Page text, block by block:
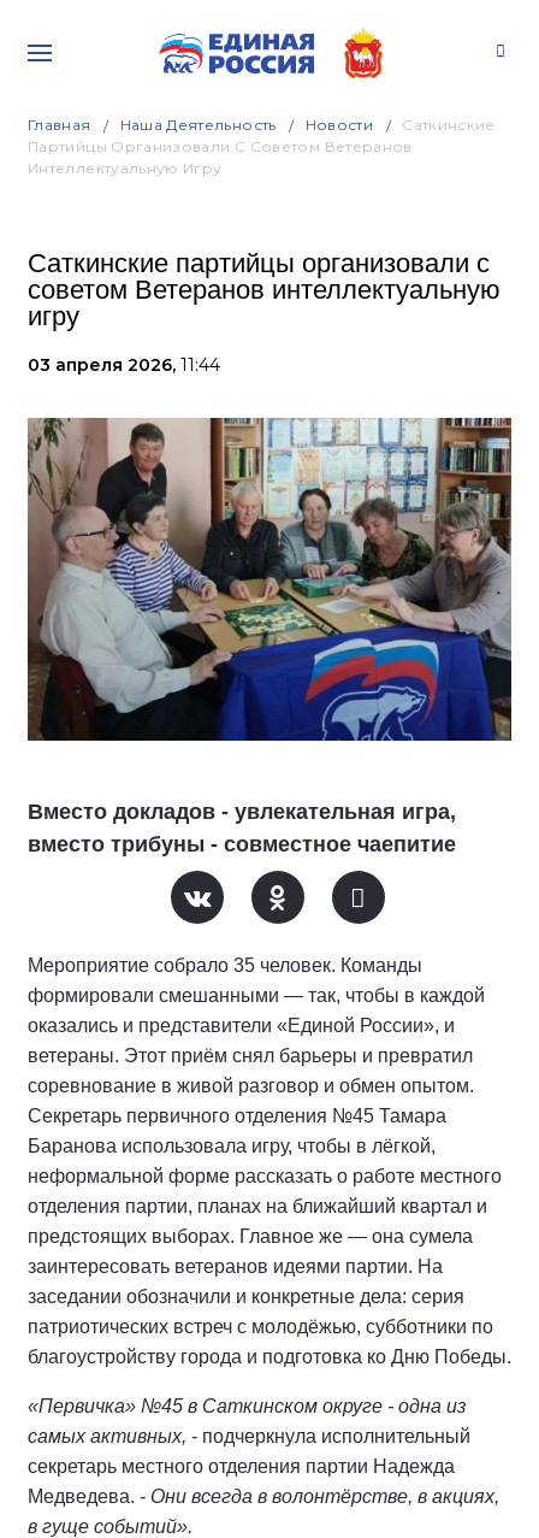
Главная Наша Деятельность Новости
Саткинские
Партийцы Организовали С Советом Ветеранов
Интеллектуальную Игру
Саткинские партийцы организовали с
советом Ветеранов интеллектуальную
игру
03 апреля 2026, 11:44
Вместо докладов - увлекательная игра,
вместо трибуны - совместное чаепитие
Мероприятие собрало 35 человек. Команды
формировали смешанными — так, чтобы в каждой
оказались и представители «Единой России», и
ветераны. Этот приём снял барьеры и превратил
соревнование в живой разговор и обмен опытом.
Секретарь первичного отделения №45 Тамара
Баранова использовала игру, чтобы в лёгкой,
неформальной форме рассказать о работе местного
отделения партии, планах на ближайший квартал и
предстоящих выборах. Главное же — она сумела
заинтересовать ветеранов идеями партии. На
заседании обозначили и конкретные дела: серия
патриотических встреч с молодёжью, субботники по
благоустройству города и подготовка ко Дню Победы.
«Первичка» №45 в Саткинском округе - одна из
самых активных, - подчеркнула исполнительный
секретарь местного отделения партии Надежда
Медведева. - Они всегда в волонтёрстве, в акциях,
в гуще событий».